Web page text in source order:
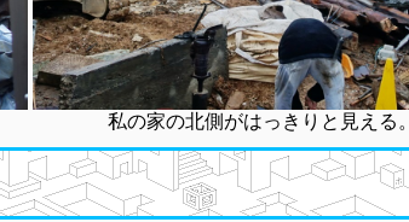
私の家の北側がはっきりと見える。